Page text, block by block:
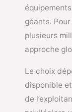
géants.
plusieurs
approche
Le choix
disponible
de